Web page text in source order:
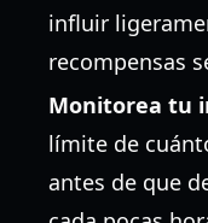
influir
recompensas
Monitorea tu
límite de
antes de que